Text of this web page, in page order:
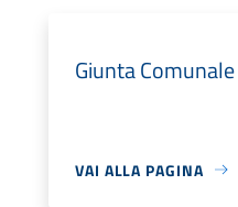
Giunta Comunale
VAI ALLA PAGINA